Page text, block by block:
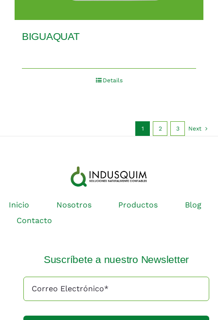
BIGUAQUAT
Details
1 2 3 Next
Inicio Nosotros Productos
Blog
Contacto
Suscríbete a nuestro Newsletter